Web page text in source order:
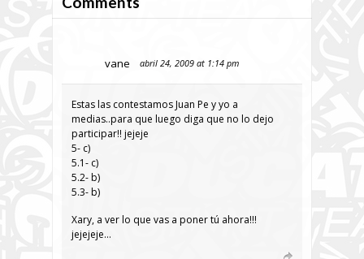
vane abril 24, 2009 at 1:14 pm
Estas las contestamos Juan Pe y yo a
medias..para que luego diga que no lo dejo
participar!! jejeje
5- c)
5.1- c)
5.2- b)
5.3- b)
Xary, a ver lo que vas a poner tú ahora!!!
jejejeje…